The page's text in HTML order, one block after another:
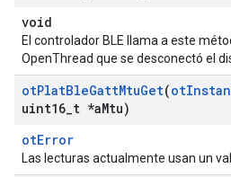
void
El controlador BLE llama a este
OpenThread que se desconectó el
otPlatBleGattMtuGet(ot
uint16 t *aMtu)
otError
Las lecturas actualmente usan un